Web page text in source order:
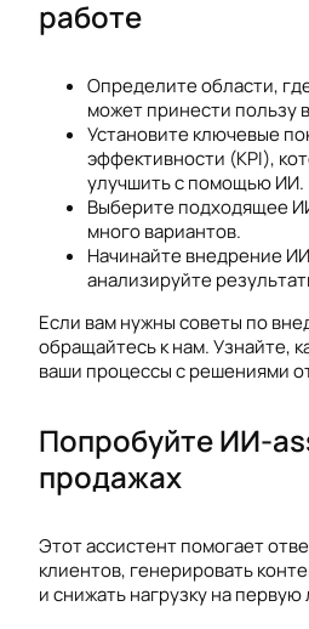
работе
Определите области,
может принести пользу
Установите ключевые
эффективности (KPI),
улучшить с помощью ИИ.
Выберите подходящее
много вариантов.
Начинайте внедрение
анализируйте
Если вам нужны советы по
обращайтесь к нам. Узнайте,
ваши процессы с решениями
Попробуйте ИИ-
продажах
Этот ассистент помогает
клиентов, генерировать
и снижать нагрузку на